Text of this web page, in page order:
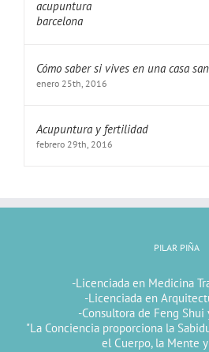
Cómo saber si vives en una casa
enero 25th, 2016
Acupuntura y fertilidad
febrero 29th, 2016
PILAR PIÑA
-Licenciada en Medicina
-Licenciada en
-Consultora de Feng Shui
"La Conciencia proporciona la
el Cuerpo, la Mente